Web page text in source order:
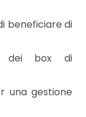
beneficiare di
dei box di
una gestione